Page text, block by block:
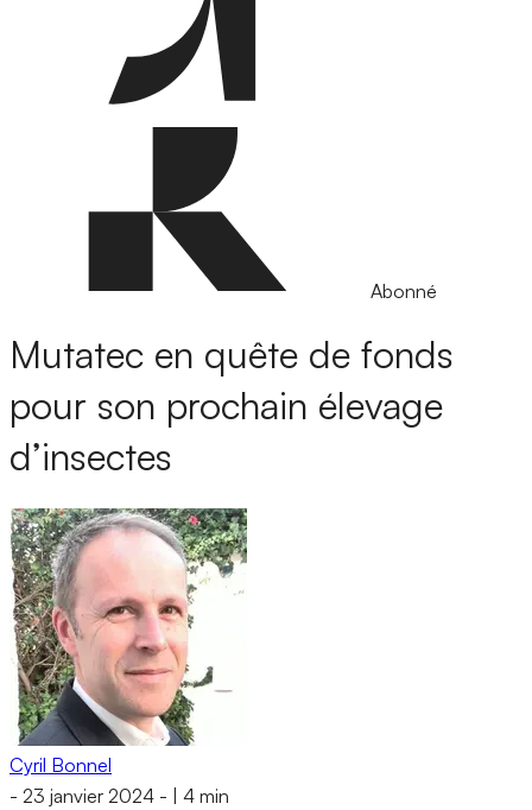
Abonné
Mutatec en quête de fonds
pour son prochain élevage
d’insectes
Cyril Bonnel
- 23 janvier 2024 - 4 min